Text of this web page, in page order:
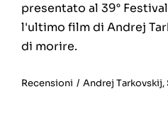
presentato al 39°
l'ultimo film di Andrej
di morire.
Recensioni / Andrej Tarkovskij,